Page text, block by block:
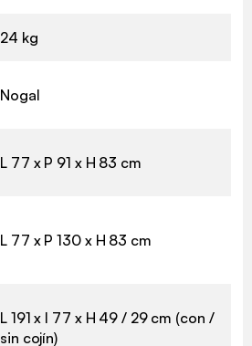
24 kg
Nogal
L 77 x P 91 x H 83 cm
L 77 x P 130 x H 83 cm
L 191 x l 77 x H 49 / 29 cm (con /
sin cojín)